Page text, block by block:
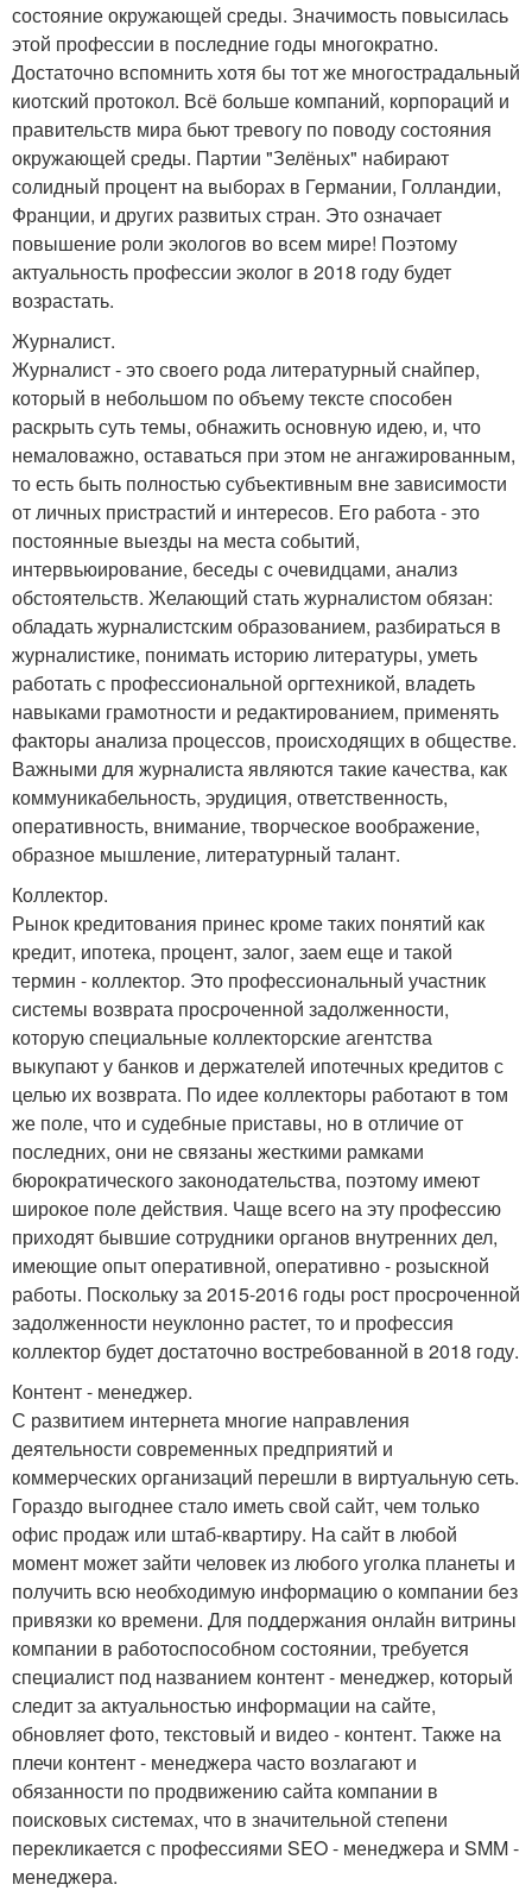
состояние окружающей среды. Значимость повысилась
этой профессии в последние годы многократно.
Достаточно вспомнить хотя бы тот же многострадальный
киотский протокол. Всё больше компаний, корпораций и
правительств мира бьют тревогу по поводу состояния
окружающей среды. Партии "Зелёных" набирают
солидный процент на выборах в Германии, Голландии,
Франции, и других развитых стран. Это означает
повышение роли экологов во всем мире! Поэтому
актуальность профессии эколог в 2018 году будет
возрастать.
Журналист.
Журналист - это своего рода литературный снайпер,
который в небольшом по объему тексте способен
раскрыть суть темы, обнажить основную идею, и, что
немаловажно, оставаться при этом не ангажированным,
то есть быть полностью субъективным вне зависимости
от личных пристрастий и интересов. Его работа - это
постоянные выезды на места событий,
интервьюирование, беседы с очевидцами, анализ
обстоятельств. Желающий стать журналистом обязан:
обладать журналистским образованием, разбираться в
журналистике, понимать историю литературы, уметь
работать с профессиональной оргтехникой, владеть
навыками грамотности и редактированием, применять
факторы анализа процессов, происходящих в обществе.
Важными для журналиста являются такие качества, как
коммуникабельность, эрудиция, ответственность,
оперативность, внимание, творческое воображение,
образное мышление, литературный талант.
Коллектор.
Рынок кредитования принес кроме таких понятий как
кредит, ипотека, процент, залог, заем еще и такой
термин - коллектор. Это профессиональный участник
системы возврата просроченной задолженности,
которую специальные коллекторские агентства
выкупают у банков и держателей ипотечных кредитов с
целью их возврата. По идее коллекторы работают в том
же поле, что и судебные приставы, но в отличие от
последних, они не связаны жесткими рамками
бюрократического законодательства, поэтому имеют
широкое поле действия. Чаще всего на эту профессию
приходят бывшие сотрудники органов внутренних дел,
имеющие опыт оперативной, оперативно - розыскной
работы. Поскольку за 2015-2016 годы рост просроченной
задолженности неуклонно растет, то и профессия
коллектор будет достаточно востребованной в 2018 году.
Контент - менеджер.
С развитием интернета многие направления
деятельности современных предприятий и
коммерческих организаций перешли в виртуальную сеть.
Гораздо выгоднее стало иметь свой сайт, чем только
офис продаж или штаб-квартиру. На сайт в любой
момент может зайти человек из любого уголка планеты и
получить всю необходимую информацию о компании без
привязки ко времени. Для поддержания онлайн витрины
компании в работоспособном состоянии, требуется
специалист под названием контент - менеджер, который
следит за актуальностью информации на сайте,
обновляет фото, текстовый и видео - контент. Также на
плечи контент - менеджера часто возлагают и
обязанности по продвижению сайта компании в
поисковых системах, что в значительной степени
перекликается с профессиями SEO - менеджера и SMM -
менеджера.